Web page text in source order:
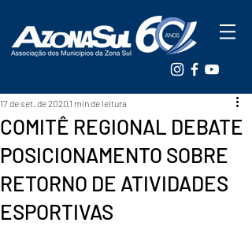
COMITÊ REGIONAL DEBATE
POSICIONAMENTO SOBRE
RETORNO DE ATIVIDADES
ESPORTIVAS
17 de set. de 2020 1 min de leitura